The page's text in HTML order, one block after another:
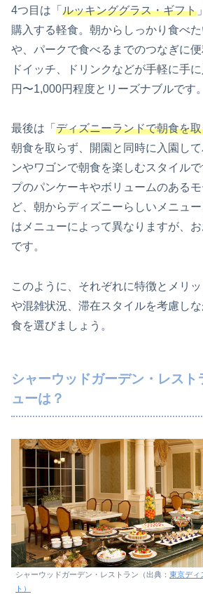
4つ目は「 ルッキンググラス・ギフト
購入する軽食。朝からしっかり食べ
や、パークで食べるまでのつなぎに
ドイッチ、ドリンクなどが手軽に手
円〜1,000円程度とリーズナブルです。
最後は「 ディズニーランドで朝食を
朝食を取らず、開園と同時に入園し
ンやワゴンで朝食を楽しむスタイル
プのパンケーキやボリュームのある
ど、朝からディズニーらしいメニュ
はメニューによって異なりますが、
です。
このように、それぞれに特徴とメリ
や混雑状況、滞在スタイルを考慮し
食を選びましょう。
シャーウッドガーデン・レスト
ューは？
シャーウッドガーデン・レストラン（出典： 東京ディ
ト）